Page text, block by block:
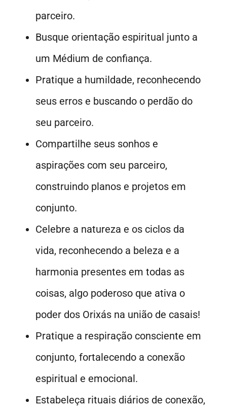
parceiro.
Busque orientação espiritual junto a
um Médium de confiança.
Pratique a humildade, reconhecendo
seus erros e buscando o perdão do
seu parceiro.
Compartilhe seus sonhos e
aspirações com seu parceiro,
construindo planos e projetos em
conjunto.
Celebre a natureza e os ciclos da
vida, reconhecendo a beleza e a
harmonia presentes em todas as
coisas, algo poderoso que ativa o
poder dos Orixás na união de casais!
Pratique a respiração consciente em
conjunto, fortalecendo a conexão
espiritual e emocional.
Estabeleça rituais diários de conexão,